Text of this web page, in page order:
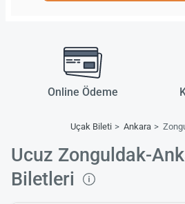
Online Ödeme
Uçak Bileti Ankara
Ucuz Zonguldak-
Biletleri